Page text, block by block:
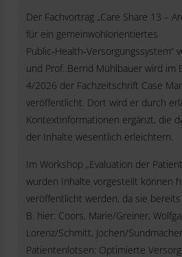
Der Fachvortrag „Care Share 13 –
für ein gemeinwohlorientiertes
Public‑Health‑Versorgungssystem“
und Prof. Bernd Mühlbauer wird im
4/2026 der Fachzeitschrift Case
veröffentlicht. Dort wird er durch
Kontextinformationen ergänzt, die
der Inhalte wesentlich erleichtern.
Im Workshop „Evaluation der
wurden Inhalte vorgestellt können
veröffentlicht werden, da sie bereits
B. hier: Coors, Marie/Greiner,
Lorenz/Schmitt, Jochen/
Patientenlotsen: Optimierte